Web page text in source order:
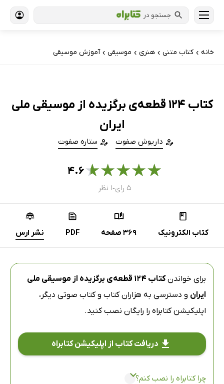
جستجو در
خانه › کتاب‌ متنی › هنری › موسیقی › آموزش موسیقی
کتاب 124 قطعه‌ی برگزیده از موسیقی ملی
ایران
داریوش صفوت ستاره صفوت
★
★
★
★
★۴.۶
۵ رای ● ۱ نظر
کتاب الکترونیک 369 صفحه PDF نشر ارس
برای خواندن
کتاب 124 قطعه‌ی برگزیده از موسیقی ملی
ایران و دسترسی به هزاران کتاب و کتاب صوتی دیگر،
اپلیکیشن کتابراه را رایگان نصب کنید.
دریافت کتاب از اپلیکیشن کتابراه
چرا کتابراه را نصب کنم؟